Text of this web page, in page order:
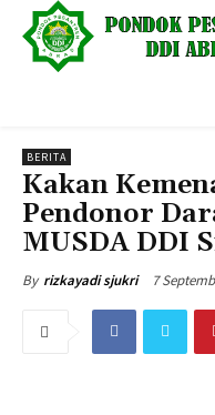
BERITA
Kakan
Pendonor
MUSDA DDI
By rizkayadi sjukri 7